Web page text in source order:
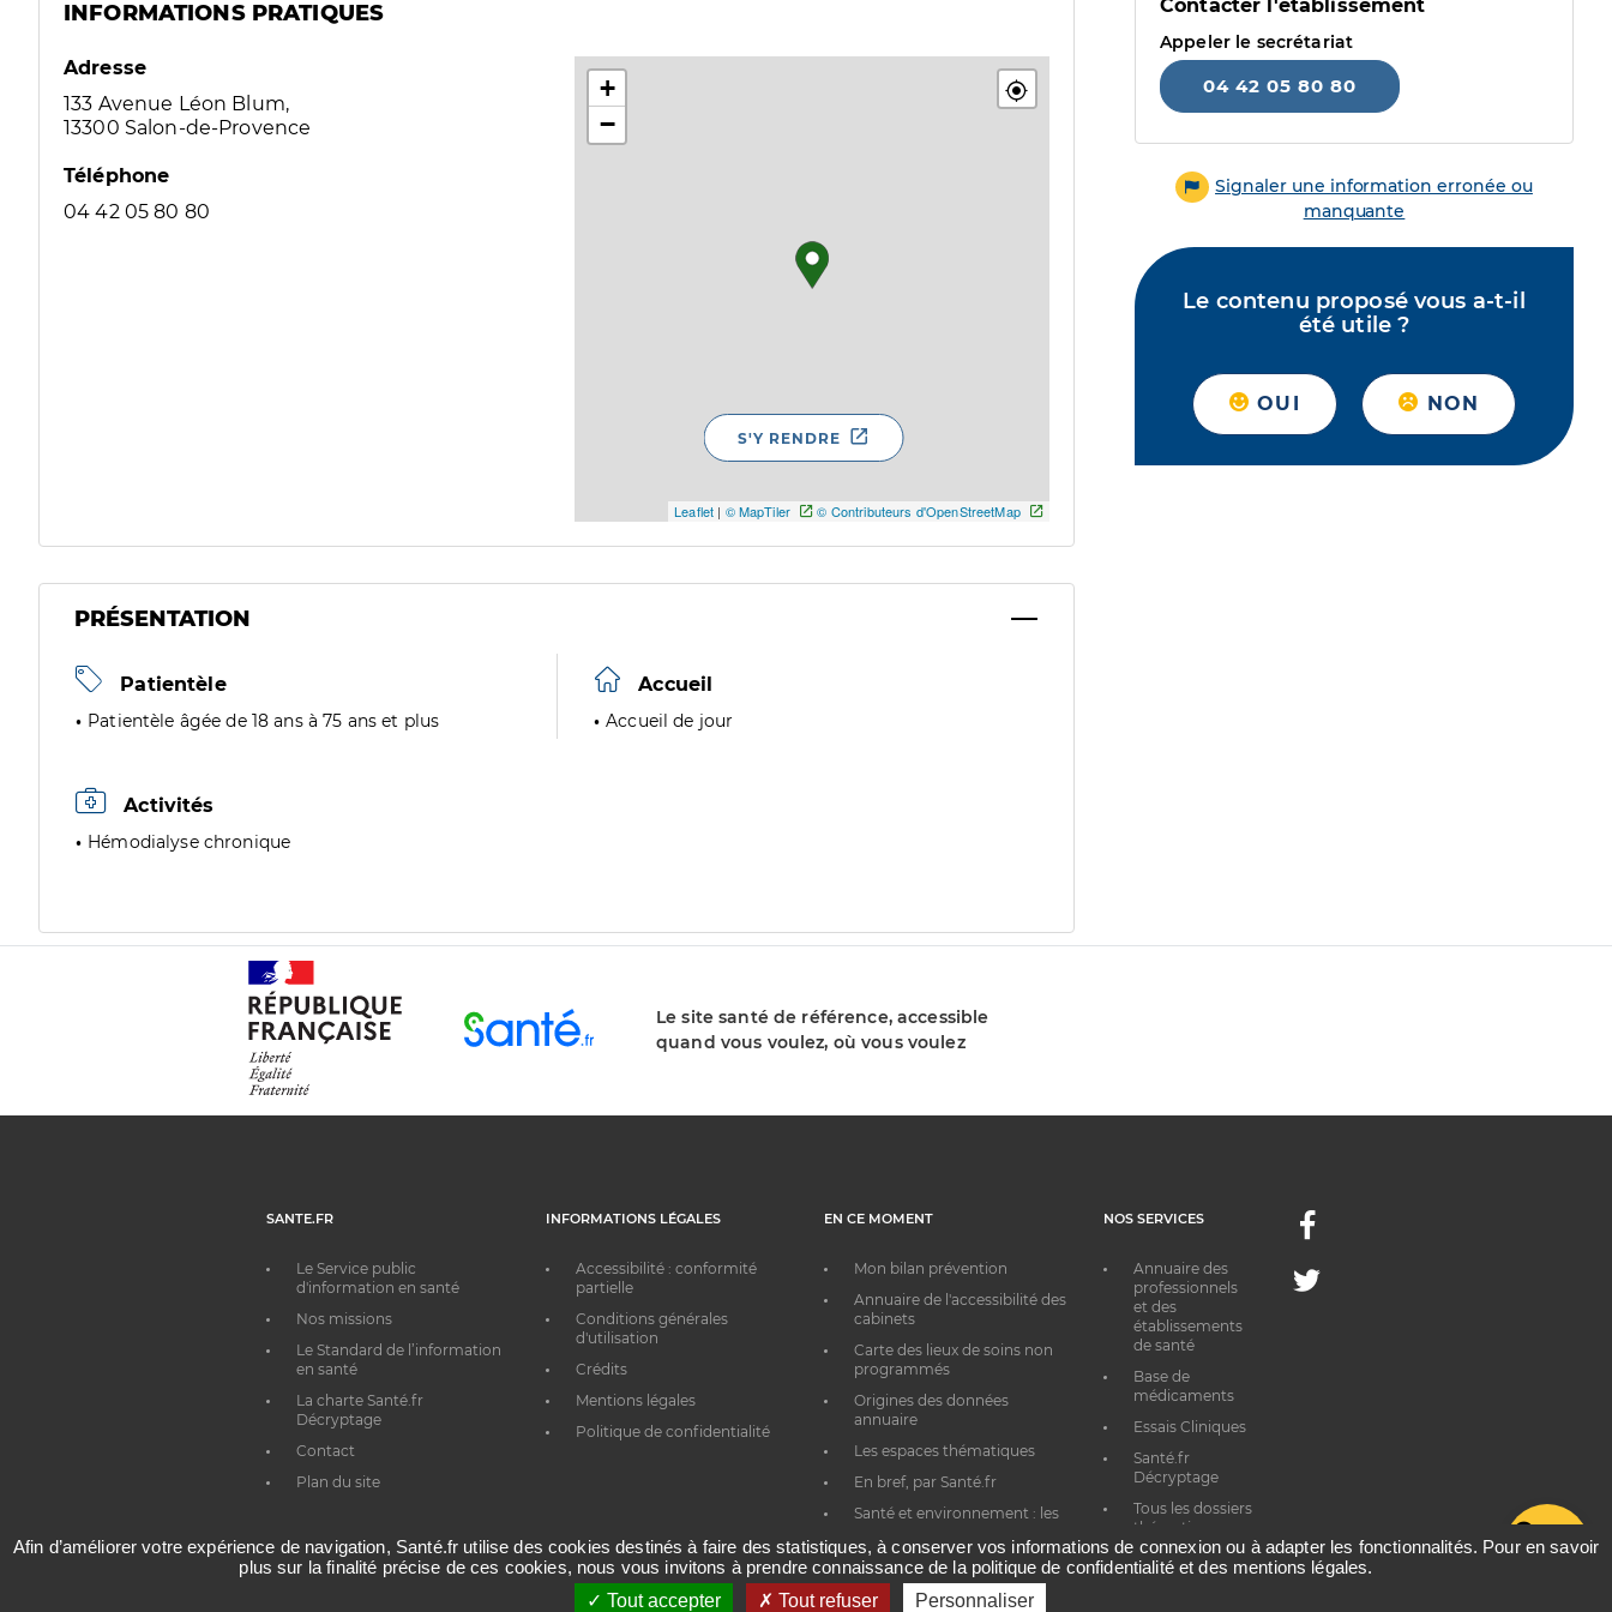
INFORMATIONS PRATIQUES
Adresse
133 Avenue Léon Blum,
13300 Salon-de-Provence
Téléphone
04 42 05 80 80
+
−
Leaflet | © MapTiler © Contributeurs d'OpenStreetMap
S'Y RENDRE
PRÉSENTATION
Patientèle
Patientèle âgée de 18 ans à 75 ans et plus
Accueil
Accueil de jour
Activités
Hémodialyse chronique
Contacter l'établissement
Appeler le secrétariat
04 42 05 80 80
Signaler une information erronée ou
manquante
Le contenu proposé vous a-t-il
été utile ?
OUI NON
Le site santé de référence, accessible
quand vous voulez, où vous voulez
SANTE.FR
Le Service public
d'information en santé
Nos missions
Le Standard de l’information
en santé
La charte Santé.fr
Décryptage
Contact
Plan du site
INFORMATIONS LÉGALES
Accessibilité : conformité
partielle
Conditions générales
d'utilisation
Crédits
Mentions légales
Politique de confidentialité
EN CE MOMENT
Mon bilan prévention
Annuaire de l'accessibilité des
cabinets
Carte des lieux de soins non
programmés
Origines des données
annuaire
Les espaces thématiques
En bref, par Santé.fr
Santé et environnement : les
NOS SERVICES
Annuaire des
professionnels
et des
établissements
de santé
Base de
médicaments
Essais Cliniques
Santé.fr
Décryptage
Tous les dossiers
thématiques
Facebook
Twitter
Afin d’améliorer votre expérience de navigation, Santé.fr utilise des cookies destinés à faire des statistiques, à conserver vos informations de connexion ou à adapter les fonctionnalités. Pour en savoir
plus sur la finalité précise de ces cookies, nous vous invitons à prendre connaissance de la politique de confidentialité et des mentions légales.
Tout accepter
Tout refuser Personnaliser